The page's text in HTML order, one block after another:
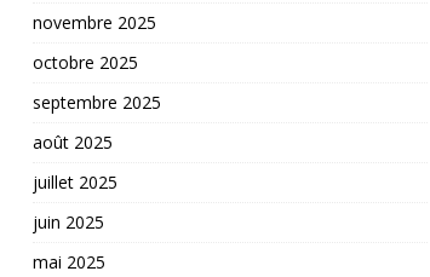
novembre 2025
octobre 2025
septembre 2025
août 2025
juillet 2025
juin 2025
mai 2025